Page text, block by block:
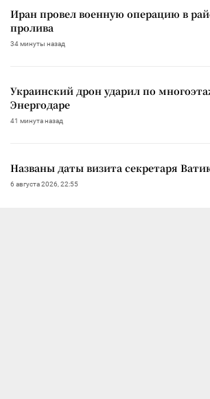
Иран провел военную операцию в
пролива
34 минуты назад
Украинский дрон ударил по
Энергодаре
41 минута назад
Названы даты визита секретаря
6 августа 2026, 22:55